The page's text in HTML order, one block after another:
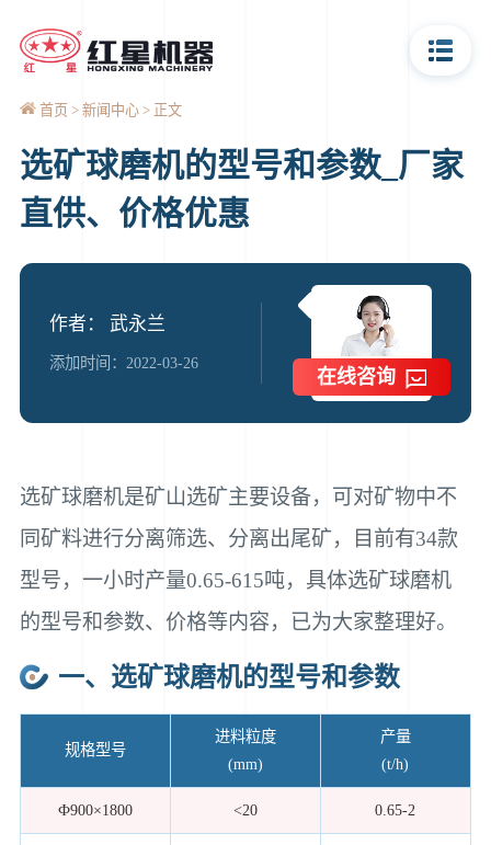
首页 新闻中心 正文
选矿球磨机的型号和参数_厂家
直供、价格优惠
作者： 武永兰
添加时间：2022-03-26
在线咨询
选矿球磨机是矿山选矿主要设备，可对矿物中不
同矿料进行分离筛选、分离出尾矿，目前有34款
型号，一小时产量0.65-615吨，具体选矿球磨机
的型号和参数、价格等内容，已为大家整理好。
一、选矿球磨机的型号和参数
规格型号
进料粒度
(mm)
产量
(t/h)
Ф900×1800 <20 0.65-2